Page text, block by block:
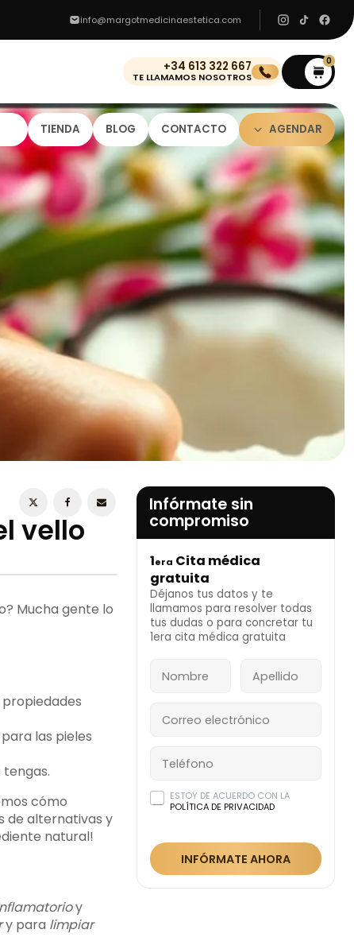
info@margotmedicinaestetica.com
+34 613 322 667
TE LLAMAMOS NOSOTROS
0
TIENDA BLOG CONTACTO AGENDAR
ESTOY DE ACUERDO CON LA
PRIVACIDAD
INFÓRMATE AHORA
vello
Mucha gente lo
las pieles
cómo
de alternativas y
natural!
y
y para limpiar
Infórmate sin
compromiso
1era Cita médica
gratuita
Déjanos tus datos y te
llamamos para resolver todas
tus dudas o para concretar tu
1era cita médica gratuita
ESTOY DE ACUERDO CON LA
POLÍTICA DE PRIVACIDAD
INFÓRMATE AHORA